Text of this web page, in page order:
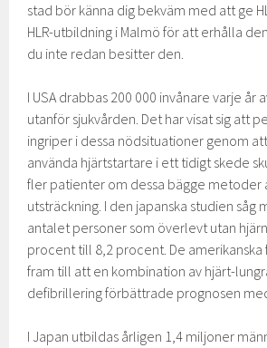
stad bör känna dig bekväm med att ge
HLR-utbildning i Malmö för att erhålla
du inte redan besitter den.
I USA drabbas 200 000 invånare varje år
utanför sjukvården. Det har visat sig att
ingriper i dessa nödsituationer genom
använda hjärtstartare i ett tidigt skede
fler patienter om dessa bägge metoder
utsträckning. I den japanska studien såg
antalet personer som överlevt utan
procent till 8,2 procent. De amerikanska
fram till att en kombination av hjärt-
defibrillering förbättrade prognosen
I Japan utbildas årligen 1,4 miljoner